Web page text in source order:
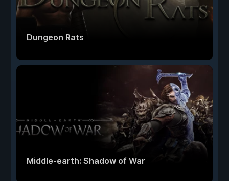
Dungeon Rats
Middle-earth: Shadow of War